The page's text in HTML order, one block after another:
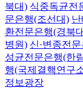
북대) 식중독균전
문은행(조선대)
환전문은행(경북
병원) 신·변종전
성균전문은행(한
행(국제결핵연구
정보광장